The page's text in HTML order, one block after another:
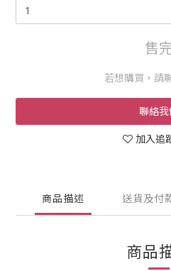
售
若想購買，請
聯絡
加入追
商品描述 送貨及付
商品